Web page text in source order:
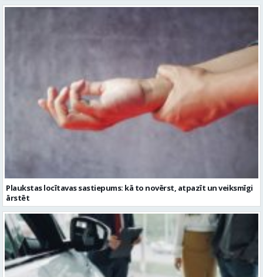
Plaukstas locītavas sastiepums: kā to novērst, atpazīt un veiksmīgi
ārstēt